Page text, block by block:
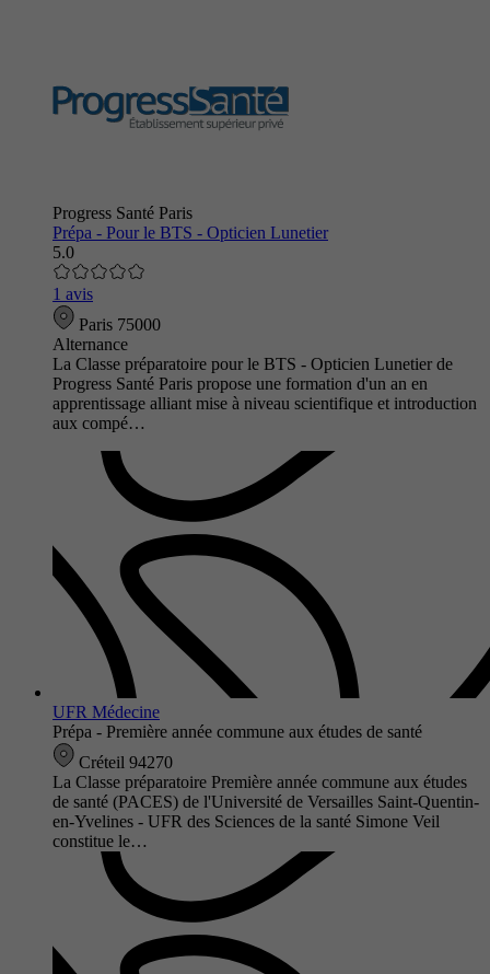
Progress Santé Paris
Prépa - Pour le BTS - Opticien Lunetier
5.0
1 avis
Paris 75000
Alternance
La Classe préparatoire pour le BTS - Opticien Lunetier de
Progress Santé Paris propose une formation d'un an en
apprentissage alliant mise à niveau scientifique et introduction
aux compé…
UFR Médecine
Prépa - Première année commune aux études de santé
Créteil 94270
La Classe préparatoire Première année commune aux études
de santé (PACES) de l'Université de Versailles Saint-Quentin-
en-Yvelines - UFR des Sciences de la santé Simone Veil
constitue le…